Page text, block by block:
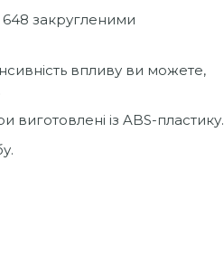
648 закругленими
впливу ви можете,
виготовлені із ABS-пластику.